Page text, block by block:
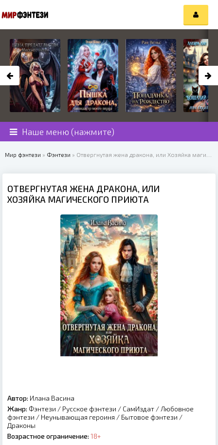
Наше меню (нажмите)
Мир фэнтези » Фэнтези » Отвергнутая жена дракона, или Хозяйка магического приюта
ОТВЕРГНУТАЯ ЖЕНА ДРАКОНА, ИЛИ
ХОЗЯЙКА МАГИЧЕСКОГО ПРИЮТА
Автор: Илана Васина
Жанр: Фэнтези / Русское фэнтези / СамИздат / Любовное
фэнтези / Неунывающая героиня / Бытовое фэнтези /
Драконы
Возрастное ограничение: 18+